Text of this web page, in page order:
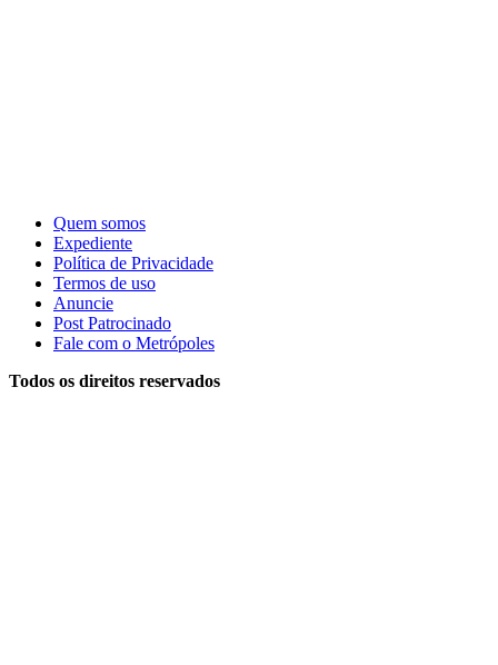
Quem somos
Expediente
Política de Privacidade
Termos de uso
Anuncie
Post Patrocinado
Fale com o Metrópoles
Todos os direitos reservados